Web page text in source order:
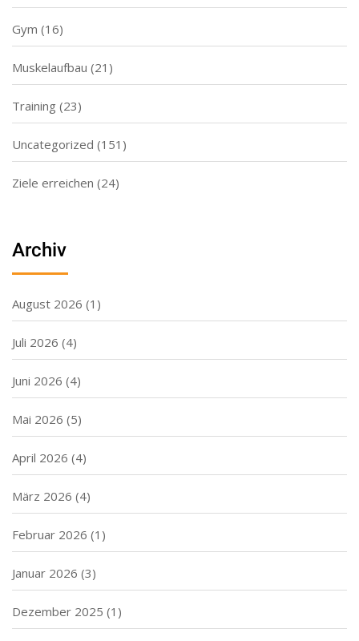
Gym (16)
Muskelaufbau (21)
Training (23)
Uncategorized (151)
Ziele erreichen (24)
Archiv
August 2026 (1)
Juli 2026 (4)
Juni 2026 (4)
Mai 2026 (5)
April 2026 (4)
März 2026 (4)
Februar 2026 (1)
Januar 2026 (3)
Dezember 2025 (1)